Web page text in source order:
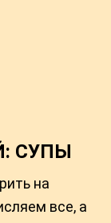
СУПЫ
на
все, а